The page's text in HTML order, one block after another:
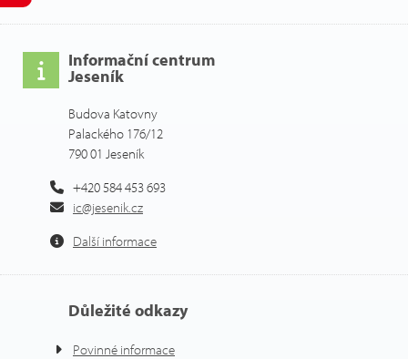
Informační centrum
Jeseník
Budova Katovny
Palackého 176/12
790 01 Jeseník
+420 584 453 693
ic@jesenik.cz
Další informace
Důležité odkazy
Povinné informace